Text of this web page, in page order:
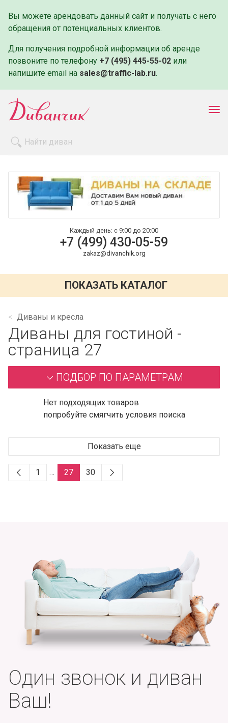
Вы можете арендовать данный сайт и получать с него
обращения от потенциальных клиентов.
Для получения подробной информации об аренде
позвоните по телефону +7 (495) 445-55-02 или
напишите email на sales@traffic-lab.ru.
Оплата и доставка
Контакты
Каждый день: с 9:00 до 20:00
+7 (499) 430-05-59
zakaz@divanchik.org
ПОКАЗАТЬ КАТАЛОГ
Диваны и кресла
Диваны для гостиной -
страница 27
ПОДБОР ПО ПАРАМЕТРАМ
Нет подходящих товаров
попробуйте смягчить условия поиска
Показать еще
1 … 27 30
Один звонок и диван
Ваш!